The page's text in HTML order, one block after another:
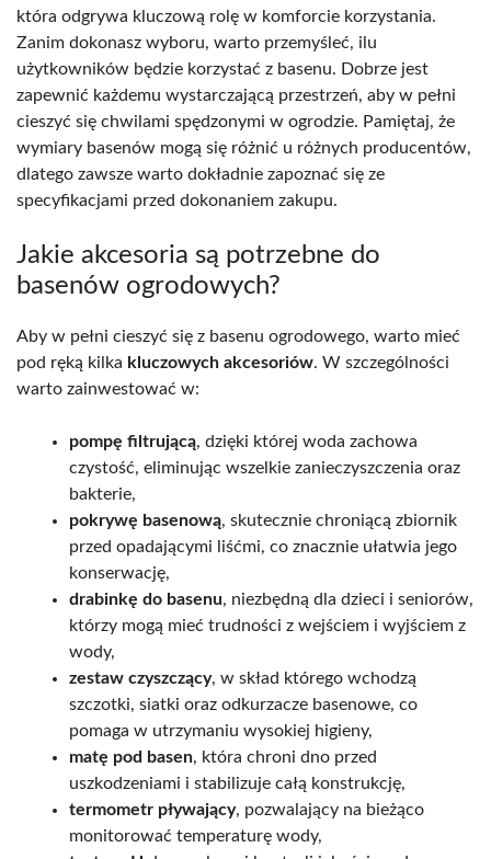
która odgrywa kluczową rolę w komforcie korzystania.
Zanim dokonasz wyboru, warto przemyśleć, ilu
użytkowników będzie korzystać z basenu. Dobrze jest
zapewnić każdemu wystarczającą przestrzeń, aby w pełni
cieszyć się chwilami spędzonymi w ogrodzie. Pamiętaj, że
wymiary basenów mogą się różnić u różnych producentów,
dlatego zawsze warto dokładnie zapoznać się ze
specyfikacjami przed dokonaniem zakupu.
Jakie akcesoria są potrzebne do
basenów ogrodowych?
Aby w pełni cieszyć się z basenu ogrodowego, warto mieć
pod ręką kilka kluczowych akcesoriów. W szczególności
warto zainwestować w:
pompę filtrującą, dzięki której woda zachowa
czystość, eliminując wszelkie zanieczyszczenia oraz
bakterie,
pokrywę basenową, skutecznie chroniącą zbiornik
przed opadającymi liśćmi, co znacznie ułatwia jego
konserwację,
drabinkę do basenu, niezbędną dla dzieci i seniorów,
którzy mogą mieć trudności z wejściem i wyjściem z
wody,
zestaw czyszczący, w skład którego wchodzą
szczotki, siatki oraz odkurzacze basenowe, co
pomaga w utrzymaniu wysokiej higieny,
matę pod basen, która chroni dno przed
uszkodzeniami i stabilizuje całą konstrukcję,
termometr pływający, pozwalający na bieżąco
monitorować temperaturę wody,